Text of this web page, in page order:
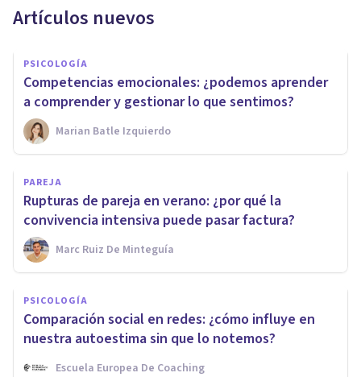
Artículos nuevos
PSICOLOGÍA
Competencias emocionales: ¿podemos aprender
a comprender y gestionar lo que sentimos?
Marian Batle Izquierdo
PAREJA
Rupturas de pareja en verano: ¿por qué la
convivencia intensiva puede pasar factura?
Marc Ruiz De Minteguía
PSICOLOGÍA
Comparación social en redes: ¿cómo influye en
nuestra autoestima sin que lo notemos?
Escuela Europea De Coaching